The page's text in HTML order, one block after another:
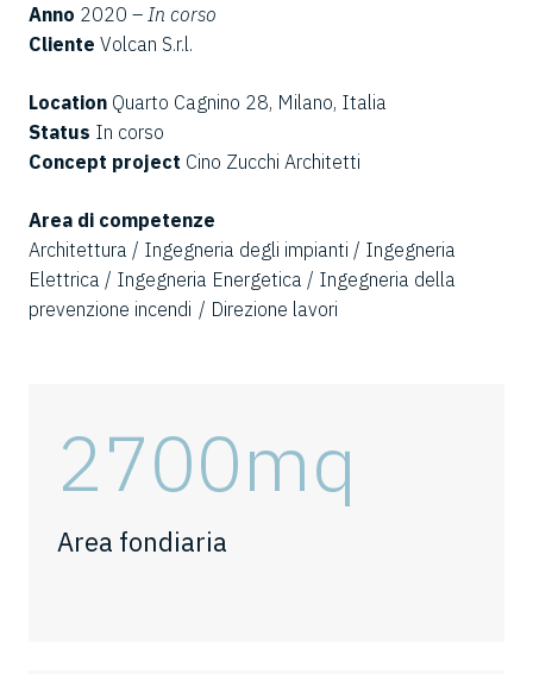
Anno 2020 – In corso
Cliente Volcan S.r.l.
Location Quarto Cagnino 28, Milano, Italia
Status In corso
Concept project Cino Zucchi Architetti
Area di competenze
Architettura / Ingegneria degli impianti / Ingegneria
Elettrica / Ingegneria Energetica / Ingegneria della
prevenzione incendi / Direzione lavori
2700mq
Area fondiaria